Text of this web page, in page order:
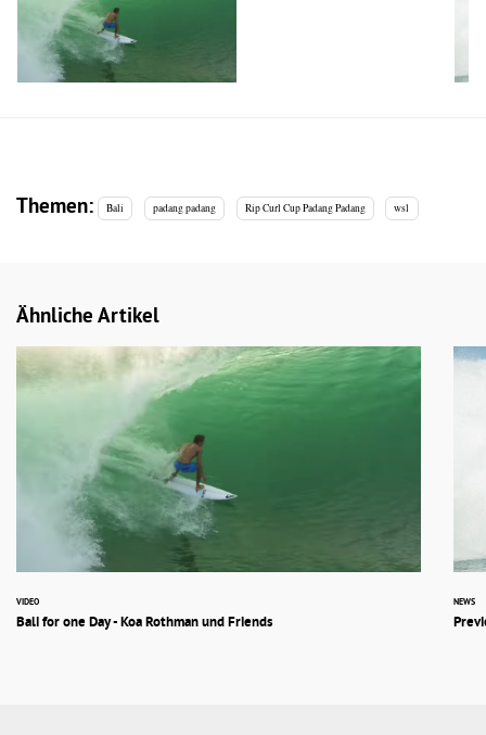
Themen: Bali padang padang Rip Curl Cup Padang Padang wsl
Ähnliche Artikel
VIDEO
Bali for one Day - Koa Rothman und Friends
NEWS